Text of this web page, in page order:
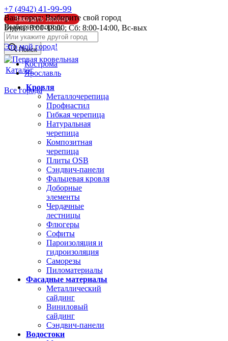
Ваш город: Выбирите свой город
Выберите город:
Это мой город!
Кострома
Ярославль
Все города
+7 (4942) 41-99-99
Заказать звонок
Будни: 8:00-18:00; Сб: 8:00-14:00, Вс-вых
info@pk44.ru
Поиск
Каталог
Кровля
Металлочерепица
Профнастил
Гибкая черепица
Натуральная
черепица
Композитная
черепица
Плиты OSB
Сэндвич-панели
Фальцевая кровля
Доборные
элементы
Чердачные
лестницы
Флюгеры
Софиты
Пароизоляция и
гидроизоляция
Саморезы
Пиломатериалы
Фасадные материалы
Металлический
сайдинг
Виниловый
сайдинг
Сэндвич-панели
Водостоки